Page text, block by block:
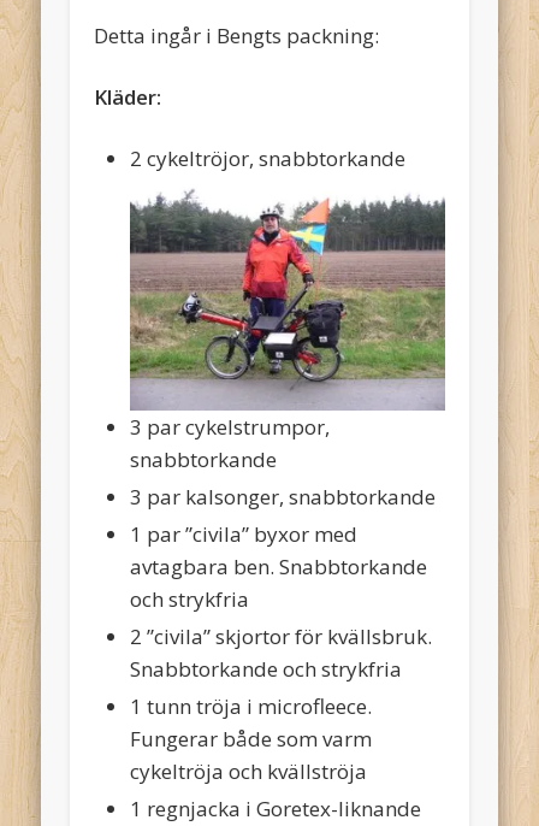
Detta ingår i Bengts packning:
Kläder:
2 cykeltröjor, snabbtorkande
3 par cykelstrumpor,
snabbtorkande
3 par kalsonger, snabbtorkande
1 par ”civila” byxor med
avtagbara ben. Snabbtorkande
och strykfria
2 ”civila” skjortor för kvällsbruk.
Snabbtorkande och strykfria
1 tunn tröja i microfleece.
Fungerar både som varm
cykeltröja och kvällströja
1 regnjacka i Goretex-liknande